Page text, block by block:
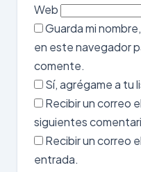
Web
Guarda mi
en este navegador
comente.
Sí, agrégame a tu
Recibir un correo
siguientes
Recibir un correo
entrada.